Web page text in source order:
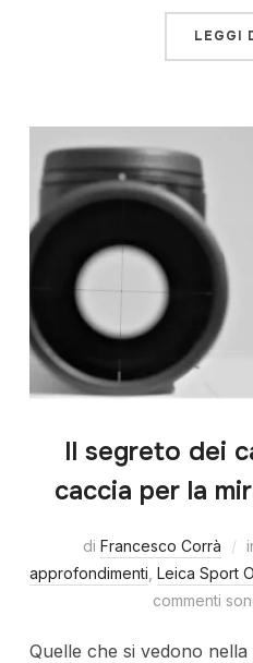
LEGGI
Il segreto dei
caccia per la
di Francesco Corrà
approfondimenti Leica Sport
commenti
Quelle che si vedono